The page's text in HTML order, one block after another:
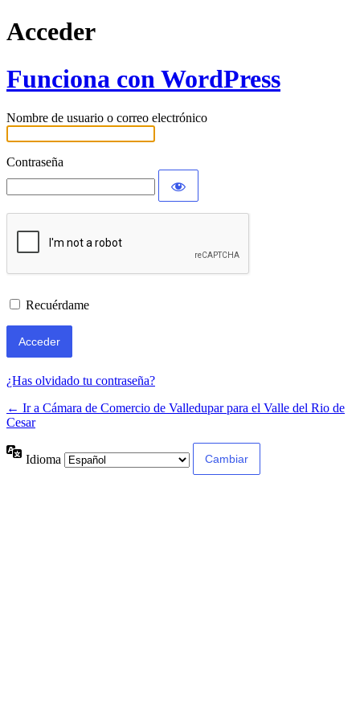
Acceder
Funciona con WordPress
Nombre de usuario o correo electrónico
Contraseña
Recuérdame
¿Has olvidado tu contraseña?
← Ir a Cámara de Comercio de Valledupar para el Valle del Rio de
Cesar
Idioma